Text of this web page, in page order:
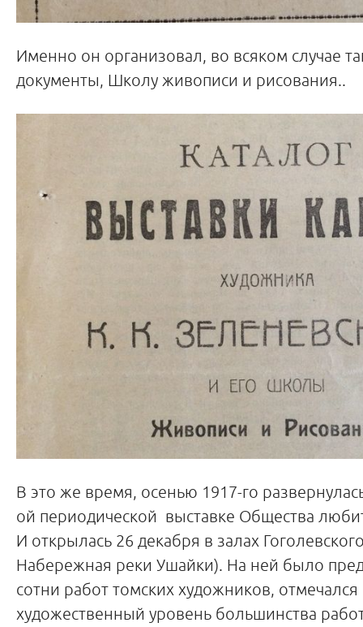
Именно он организовал, во всяком случае
документы, Школу живописи и рисования..
В это же время, осенью 1917-го
ой периодической выставке Общества
И открылась 26 декабря в залах
Набережная реки Ушайки). На ней было
сотни работ томских художников,
художественный уровень большинства